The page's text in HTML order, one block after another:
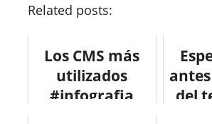
Related posts:
Los CMS más
utilizados
#infografia
del